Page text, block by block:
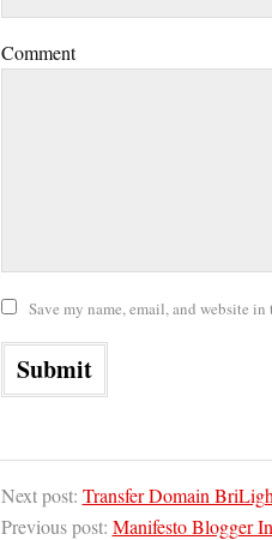
Comment
Save my name, email, and website
Next post: Transfer Domain
Previous post: Manifesto Blogger